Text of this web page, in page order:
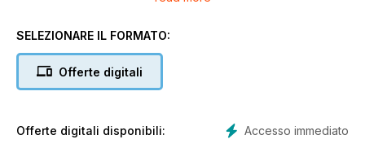
Weltgeschichte reisen. Mit mittlerweile 80.000 Followern hat
Bekanntheit Gutes zu tun, und verkauft auf seiner Website
www.buttforgood.com Posterdrucke seiner schönsten
„Black Lives Matter“. Wir haben Mr. Outdoors gefragt, ob er
SELEZIONARE IL FORMATO:
Offerte digitali
Accesso immediato
Offerte digitali disponibili: